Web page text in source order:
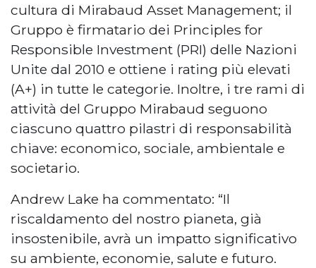
cultura di Mirabaud Asset Management; il
Gruppo è firmatario dei Principles for
Responsible Investment (PRI) delle Nazioni
Unite dal 2010 e ottiene i rating più elevati
(A+) in tutte le categorie. Inoltre, i tre rami di
attività del Gruppo Mirabaud seguono
ciascuno quattro pilastri di responsabilità
chiave: economico, sociale, ambientale e
societario.
Andrew Lake ha commentato: “Il
riscaldamento del nostro pianeta, già
insostenibile, avrà un impatto significativo
su ambiente, economie, salute e futuro.